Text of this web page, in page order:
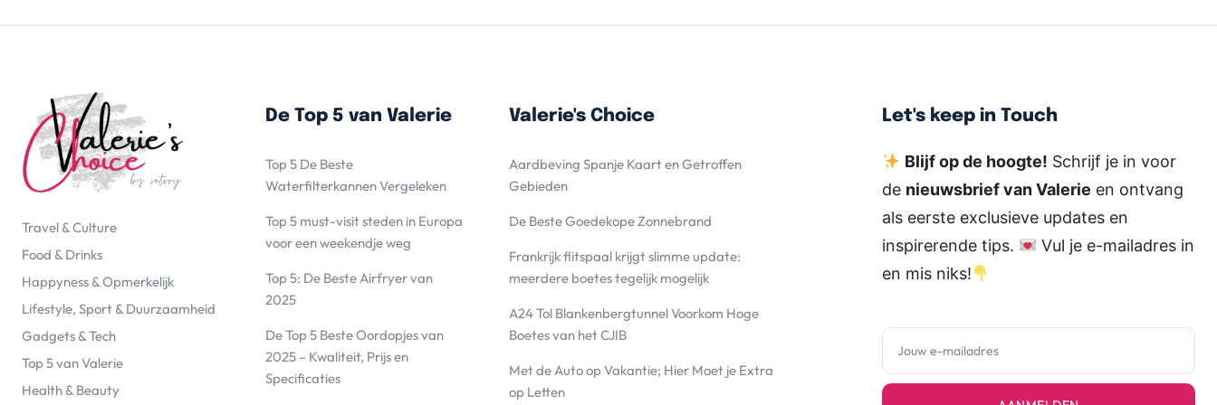
Travel & Culture
Food & Drinks
Happyness & Opmerkelijk
Lifestyle, Sport & Duurzaamheid
Gadgets & Tech
Top 5 van Valerie
Health & Beauty
De Top 5 van Valerie
Top 5 De Beste
Waterfilterkannen Vergeleken
Top 5 must-visit steden in Europa
voor een weekendje weg
Top 5: De Beste Airfryer van
2025
De Top 5 Beste Oordopjes van
2025 – Kwaliteit, Prijs en
Specificaties
Valerie's Choice
Aardbeving Spanje Kaart en Getroffen
Gebieden
De Beste Goedekope Zonnebrand
Frankrijk flitspaal krijgt slimme update:
meerdere boetes tegelijk mogelijk
A24 Tol Blankenbergtunnel Voorkom Hoge
Boetes van het CJIB
Met de Auto op Vakantie; Hier Moet je Extra
op Letten
Let's keep in Touch
Blijf op de hoogte! Schrijf je in voor
de nieuwsbrief van Valerie en ontvang
als eerste exclusieve updates en
inspirerende tips.
Vul je e-mailadres in
en mis niks!